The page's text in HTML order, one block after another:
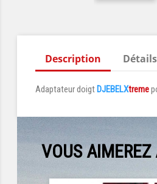
Description
Adaptateur doigt DJEBELXtreme
VOUS AIMEREZ